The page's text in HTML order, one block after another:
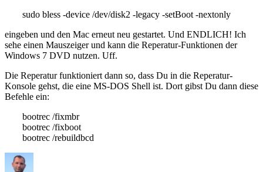
sudo bless -device /dev/disk2 -legacy -setBoot -nextonly
eingeben und den Mac erneut neu gestartet. Und ENDLICH! Ich
sehe einen Mauszeiger und kann die Reperatur-Funktionen der
Windows 7 DVD nutzen. Uff.
Die Reperatur funktioniert dann so, dass Du in die Reperatur-
Konsole gehst, die eine MS-DOS Shell ist. Dort gibst Du dann diese
Befehle ein:
bootrec /fixmbr
bootrec /fixboot
bootrec /rebuildbcd